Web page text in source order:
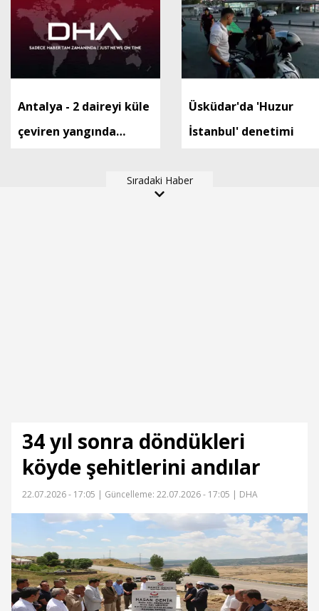
Antalya - 2 daireyi küle
çeviren yangında
Üsküdar'da 'Huzur
İstanbul' denetimi
Sıradaki Haber
34 yıl sonra döndükleri
köyde şehitlerini andılar
22.07.2026 - 17:05 | Güncelleme: 22.07.2026 - 17:05 | DHA